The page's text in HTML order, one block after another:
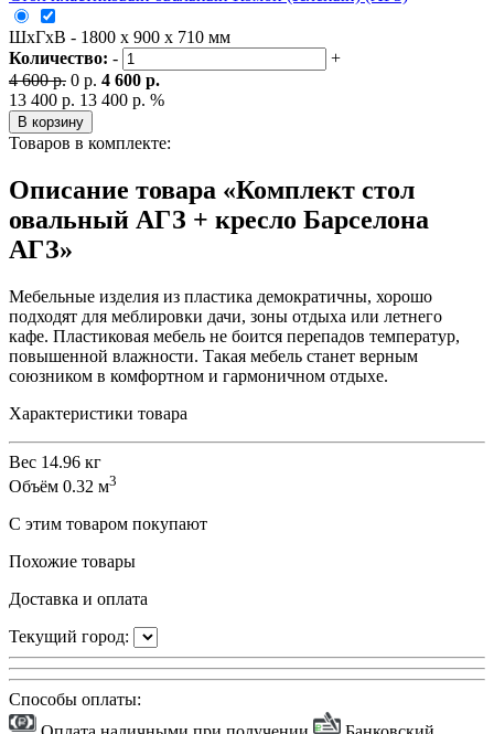
ШxГxВ - 1800 x 900 x 710 мм
Количество: -
+
4 600 р. 0 р. 4 600 р.
13 400 р. 13 400 р. %
В корзину
Товаров в комплекте:
Описание товара «Комплект стол
овальный АГЗ + кресло Барселона
АГЗ»
Мебельные изделия из пластика демократичны, хорошо
подходят для меблировки дачи, зоны отдыха или летнего
кафе. Пластиковая мебель не боится перепадов температур,
повышенной влажности. Такая мебель станет верным
союзником в комфортном и гармоничном отдыхе.
Характеристики товара
Вес 14.96 кг
Объём 0.32 м3
С этим товаром покупают
Похожие товары
Доставка и оплата
Текущий город:
Способы оплаты: